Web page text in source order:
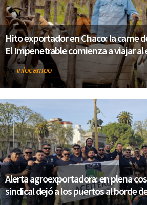
Hito exportador en Chaco: la carne
El Impenetrable comienza a viajar al
Por infocampo
Alerta agroexportadora: en plena
sindical dejó a los puertos al borde